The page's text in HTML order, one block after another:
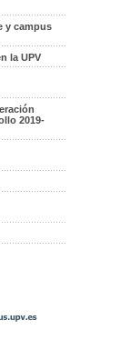
y campus
la UPV
2019-